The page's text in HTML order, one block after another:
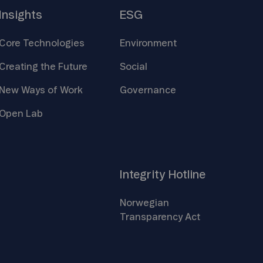
Insights
Core Technologies
Creating the Future
New Ways of Work
Open Lab
ESG
Environment
Social
Governance
Integrity Hotline
Norwegian
Transparency Act